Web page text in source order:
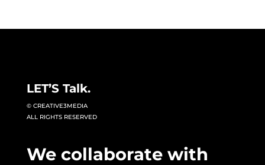
LET’S Talk.
© CREATIVE3MEDIA
ALL RIGHTS RESERVED
We collaborate with